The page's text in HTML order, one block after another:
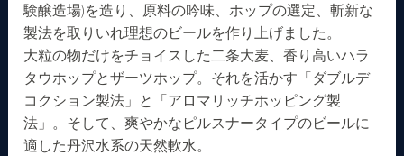
験醸造場)を造り、原料の吟味、ホップの選定、斬新な
製法を取りいれ理想のビールを作り上げました。
大粒の物だけをチョイスした二条大麦、香り高いハラ
タウホップとザーツホップ。それを活かす「ダブルデ
コクション製法」と「アロマリッチホッピング製
法」。そして、爽やかなピルスナータイプのビールに
適した丹沢水系の天然軟水。